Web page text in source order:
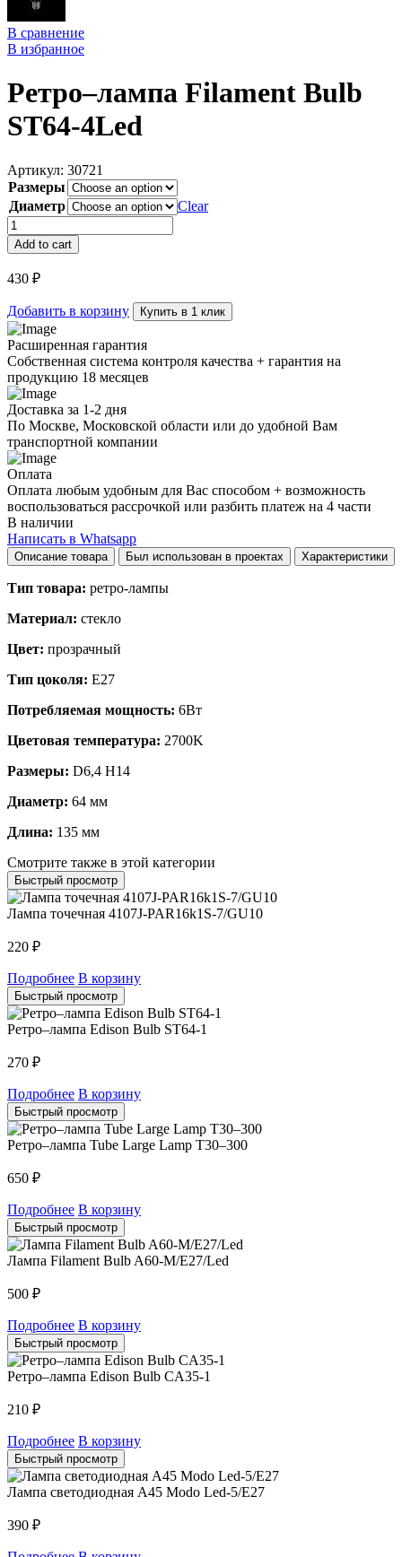
В сравнение
В избранное
Ретро–лампа Filament Bulb
ST64-4Led
Артикул: 30721
Размеры
Диаметр
Clear
Ретро–
лампа
Filament
Bulb
ST64-
4Led
quantity
Add to cart
430 ₽
Добавить в корзину Купить в 1 клик
Расширенная гарантия
Собственная система контроля качества + гарантия на
продукцию 18 месяцев
Доставка за 1-2 дня
По Москве, Московской области или до удобной Вам
транспортной компании
Оплата
Оплата любым удобным для Вас способом + возможность
воспользоваться рассрочкой или разбить платеж на 4 части
В наличии
Написать в Whatsapp
Описание товара Был использован в проектах Характеристики
Тип товара: ретро-лампы
Материал: стекло
Цвет: прозрачный
Тип цоколя: E27
Потребляемая мощность: 6Вт
Цветовая температура: 2700K
Размеры: D6,4 H14
Диаметр: 64 мм
Длина: 135 мм
Смотрите также в этой категории
Быстрый просмотр
Лампа точечная 4107J-PAR16k1S-7/GU10
220 ₽
Подробнее В корзину
Быстрый просмотр
Ретро–лампа Edison Bulb ST64-1
270 ₽
Подробнее В корзину
Быстрый просмотр
Ретро–лампа Tube Large Lamp T30–300
650 ₽
Подробнее В корзину
Быстрый просмотр
Лампа Filament Bulb A60-M/E27/Led
500 ₽
Подробнее В корзину
Быстрый просмотр
Ретро–лампа Edison Bulb CA35-1
210 ₽
Подробнее В корзину
Быстрый просмотр
Лампа светодиодная А45 Modo Led-5/E27
390 ₽